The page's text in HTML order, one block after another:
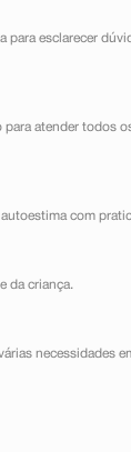
esclarecer
atender todos
com
da criança.
necessidades